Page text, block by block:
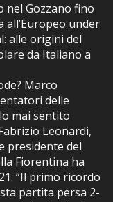
nel Gozzano fino
all’Europeo under
alle origini del
da Italiano a
Marco
delle
mai sentito
Leonardi,
presidente del
Fiorentina ha
“Il primo ricordo
partita persa 2-